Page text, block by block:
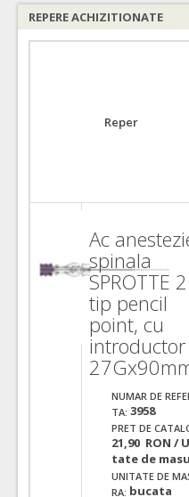
REPERE ACHIZITIONATE
Reper
Ac
spinala
SPROTTE
tip pencil
point, cu
NUMAR DE
TA: 3958
PRET DE
21,90 RON /
tate de
UNITATE DE
RA: bucata